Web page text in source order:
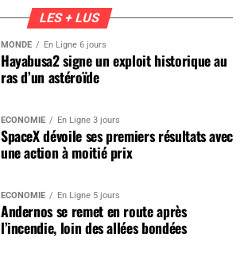
LES + LUS
MONDE En Ligne 6 jours
Hayabusa2 signe un exploit historique au
ras d’un astéroïde
ÉCONOMIE En Ligne 3 jours
SpaceX dévoile ses premiers résultats avec
une action à moitié prix
ÉCONOMIE En Ligne 5 jours
Andernos se remet en route après
l’incendie, loin des allées bondées